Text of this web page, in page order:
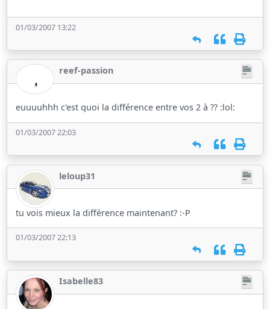
01/03/2007 13:22
reef-passion
euuuuhhh c'est quoi la différence entre vos 2 à ?? :lol:
01/03/2007 22:03
leloup31
tu vois mieux la différence maintenant? :-P
01/03/2007 22:13
Isabelle83